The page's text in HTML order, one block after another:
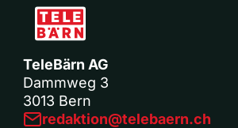
TeleBärn AG
Dammweg 3
3013 Bern
redaktion@telebaern.ch